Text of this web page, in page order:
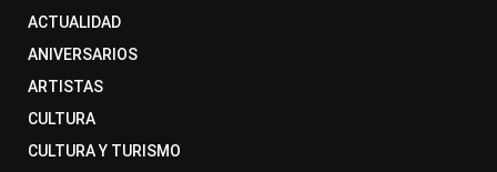
ACTUALIDAD
ANIVERSARIOS
ARTISTAS
CULTURA
CULTURA Y TURISMO